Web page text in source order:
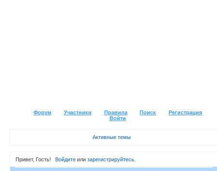
Форум Участники Правила Поиск
Регистрация
Войти
Активные темы
Привет, Гость! Войдитеили зарегистрируйтесь.